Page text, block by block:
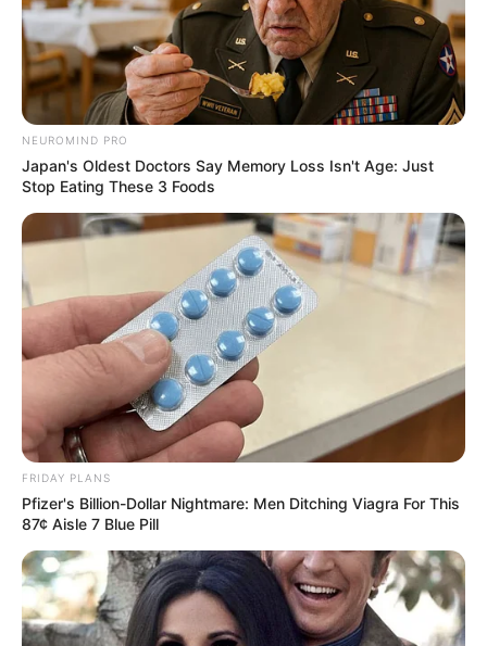
NEUROMIND PRO
Japan's Oldest Doctors Say Memory Loss Isn't Age: Just
Stop Eating These 3 Foods
FRIDAY PLANS
Pfizer's Billion-Dollar Nightmare: Men Ditching Viagra For This
87¢ Aisle 7 Blue Pill